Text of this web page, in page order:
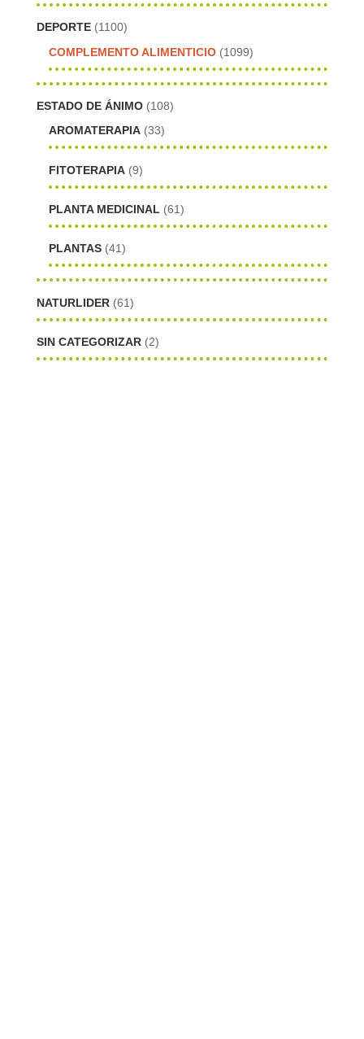
DEPORTE (1100)
COMPLEMENTO ALIMENTICIO (1099)
ESTADO DE ÁNIMO (108)
AROMATERAPIA (33)
FITOTERAPIA (9)
PLANTA MEDICINAL (61)
PLANTAS (41)
NATURLIDER (61)
SIN CATEGORIZAR (2)